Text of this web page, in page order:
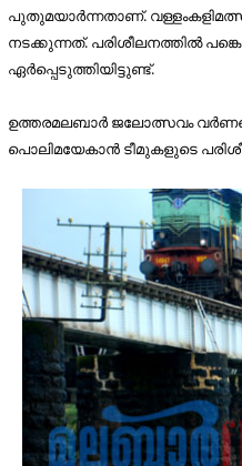
പുതുമയാര്‍ന്നതാണ്.
നടക്കുന്നത്. പരിശീലനത്തില്‍
ഏര്‍പ്പെടുത്തിയിട്ടുണ്ട്.
ഉത്തരമലബാര്‍ ജലോത്സവം
പൊലിമയേകാന്‍ ടീമുകളുടെ